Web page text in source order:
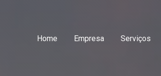
Home Empresa Serviços